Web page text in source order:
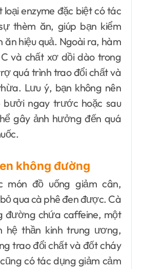
enzyme đặc biệt có tác
thèm ăn, giúp bạn kiểm
ăn hiệu quả. Ngoài ra, hàm
và chất xơ dồi dào trong
quá trình trao đổi chất và
Lưu ý, bạn không nên
bưởi ngay trước hoặc sau
gây ảnh hưởng đến quá
không đường
món đồ uống giảm cân,
qua cà phê đen được. Cà
đường chứa caffeine, một
hệ thần kinh trung ương,
trao đổi chất và đốt cháy
có tác dụng giảm cảm